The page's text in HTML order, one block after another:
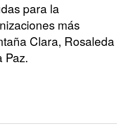
para la
más
Clara, Rosaleda
Paz.